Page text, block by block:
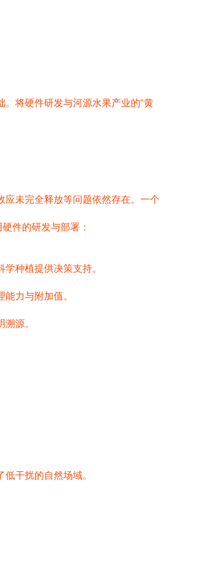
将硬件研发与河源水果产业的“黄
应未完全释放等问题依然存在。一个
件的研发与部署：
种植提供决策支持。
力与附加值。
源。
干扰的自然场域。